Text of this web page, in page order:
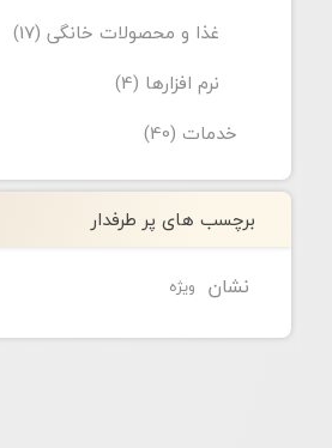
غذا و محصولات خانگی (17)
نرم افزارها (4)
خدمات (40)
برچسب های پر طرفدار
نشان ویژه